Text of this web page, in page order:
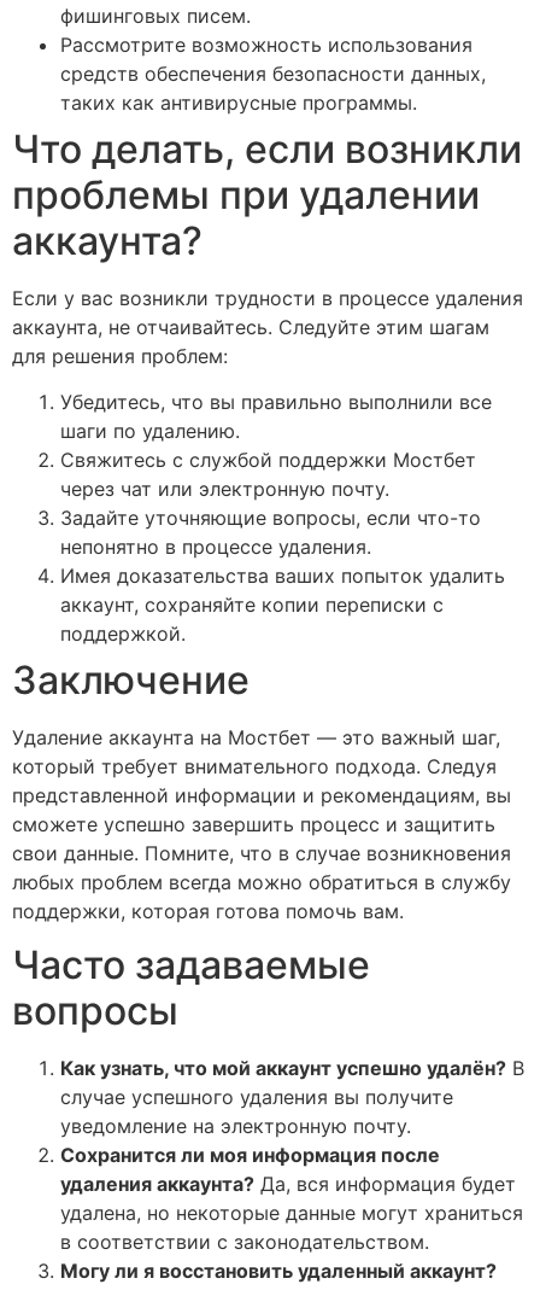
фишинговых писем.
Рассмотрите возможность использования
средств обеспечения безопасности данных,
таких как антивирусные программы.
Что делать, если возникли
проблемы при удалении
аккаунта?
Если у вас возникли трудности в процессе удаления
аккаунта, не отчаивайтесь. Следуйте этим шагам
для решения проблем:
Убедитесь, что вы правильно выполнили все
шаги по удалению.
Свяжитесь с службой поддержки Мостбет
через чат или электронную почту.
Задайте уточняющие вопросы, если что-то
непонятно в процессе удаления.
Имея доказательства ваших попыток удалить
аккаунт, сохраняйте копии переписки с
поддержкой.
Заключение
Удаление аккаунта на Мостбет — это важный шаг,
который требует внимательного подхода. Следуя
представленной информации и рекомендациям, вы
сможете успешно завершить процесс и защитить
свои данные. Помните, что в случае возникновения
любых проблем всегда можно обратиться в службу
поддержки, которая готова помочь вам.
Часто задаваемые
вопросы
Как узнать, что мой аккаунт успешно удалён? В
случае успешного удаления вы получите
уведомление на электронную почту.
Сохранится ли моя информация после
удаления аккаунта? Да, вся информация будет
удалена, но некоторые данные могут храниться
в соответствии с законодательством.
Могу ли я восстановить удаленный аккаунт?